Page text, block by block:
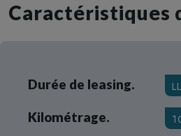
Caractéristiques
Durée de leasing.
Kilométrage.